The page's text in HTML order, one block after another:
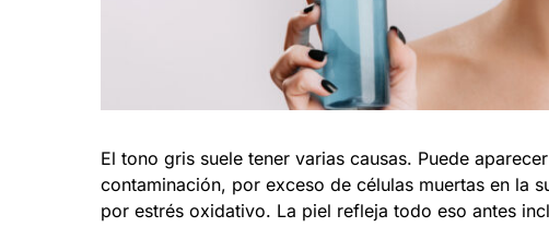
El tono gris suele tener varias causas. Puede
contaminación, por exceso de células muertas en la
por estrés oxidativo. La piel refleja todo eso antes